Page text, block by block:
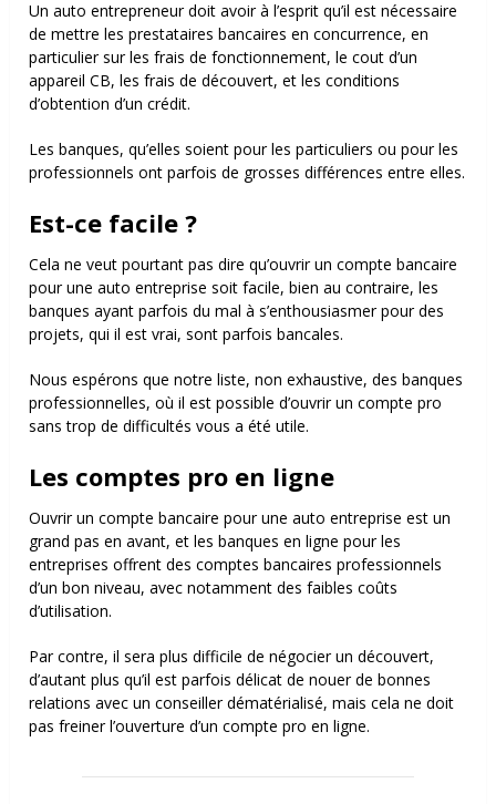
Un auto entrepreneur doit avoir à l’esprit qu’il est nécessaire
de mettre les prestataires bancaires en concurrence, en
particulier sur les frais de fonctionnement, le cout d’un
appareil CB, les frais de découvert, et les conditions
d’obtention d’un crédit.
Les banques, qu’elles soient pour les particuliers ou pour les
professionnels ont parfois de grosses différences entre elles.
Est-ce facile ?
Cela ne veut pourtant pas dire qu’ouvrir un compte bancaire
pour une auto entreprise soit facile, bien au contraire, les
banques ayant parfois du mal à s’enthousiasmer pour des
projets, qui il est vrai, sont parfois bancales.
Nous espérons que notre liste, non exhaustive, des banques
professionnelles, où il est possible d’ouvrir un compte pro
sans trop de difficultés vous a été utile.
Les comptes pro en ligne
Ouvrir un compte bancaire pour une auto entreprise est un
grand pas en avant, et les banques en ligne pour les
entreprises offrent des comptes bancaires professionnels
d’un bon niveau, avec notamment des faibles coûts
d’utilisation.
Par contre, il sera plus difficile de négocier un découvert,
d’autant plus qu’il est parfois délicat de nouer de bonnes
relations avec un conseiller dématérialisé, mais cela ne doit
pas freiner l’ouverture d’un compte pro en ligne.